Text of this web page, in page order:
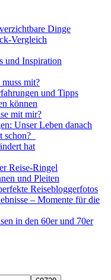
Dinge
Vergleich
und Inspiration
mit?
und Tipps
können
mit mir?
Unser Leben danach
schon?
hat
Reise-Ringel
und Pleiten
Reisebloggerfotos
– Momente für die
in den 60er und 70er